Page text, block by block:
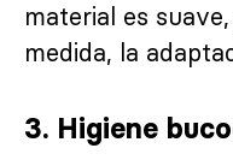
material es
medida, la
3. Higiene